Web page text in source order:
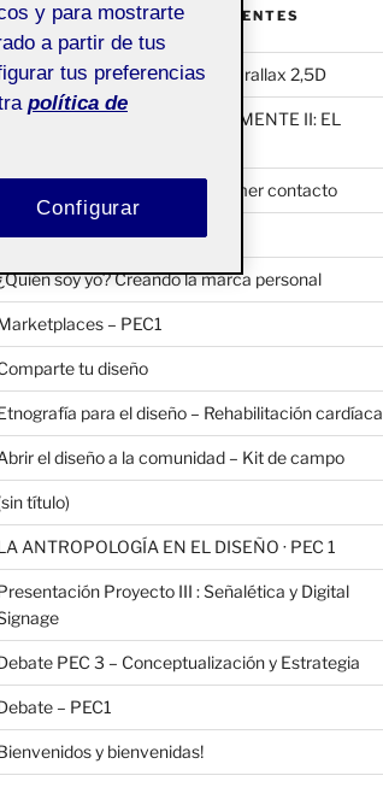
ENTRADAS RECIENTES
Creemos un producto: Parallax 2,5D
PEC 05 – ANIMEMOS DIGITALMENTE II: EL
Animemos digitalmente I: el primer contacto
II cojamos la cámara
soy yo? Creando la marca personal
– PEC1
tu diseño
para el diseño – Rehabilitación cardíaca
el diseño a la comunidad – Kit de campo
título)
ANTROPOLOGÍA EN EL DISEÑO · PEC 1
Proyecto III : Señalética y Digital
PEC 3 – Conceptualización y Estrategia
– PEC1
y bienvenidas!
y para mostrarte
a partir de tus
tus preferencias
política de
Configurar